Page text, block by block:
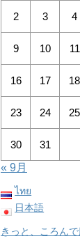
2 3 4
9 10 11
16 17 18
23 24 25
30
31
« 9月
ไทย
日本語
きっと、ころん